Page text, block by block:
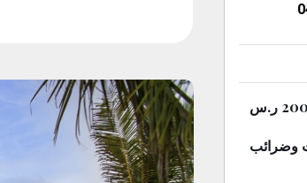
وضرائب